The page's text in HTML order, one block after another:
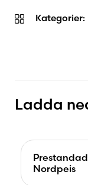
Kategorier:
Ladda
Nordpeis